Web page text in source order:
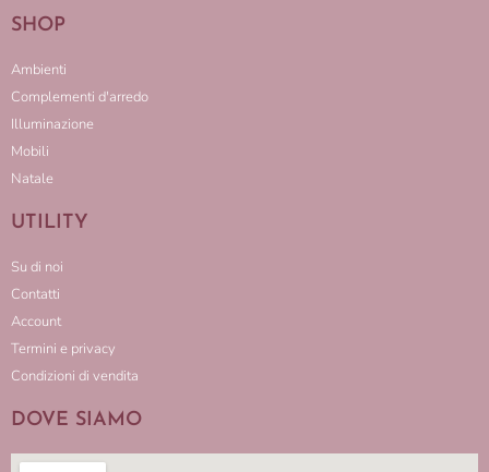
SHOP
Ambienti
Complementi d'arredo
Illuminazione
Mobili
Natale
UTILITY
Su di noi
Contatti
Account
Termini e privacy
Condizioni di vendita
DOVE SIAMO